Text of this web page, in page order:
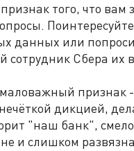
того, что вам
данных или
сотрудник Сбера их
признак
дикцией,
"наш банк",
и слишком